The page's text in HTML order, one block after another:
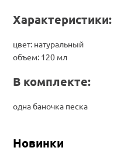
Характеристики:
цвет: натуральный
объем: 120 мл
В комплекте:
одна баночка песка
Новинки